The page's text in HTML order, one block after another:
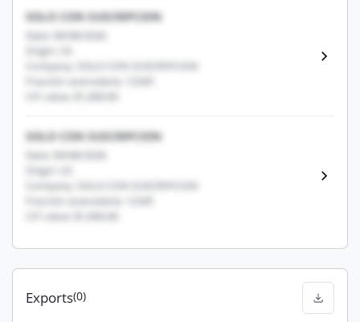
SOLO CON SUSCRIPCION
Date: 09/08/2026
Origin: US
Company: SOLO CON SUSCRIPCION
Fracción arancelaria: 12345
CIF value: $1,000.00
SOLO CON SUSCRIPCION
Date: 09/08/2026
Origin: US
Company: SOLO CON SUSCRIPCION
Fracción arancelaria: 12345
CIF value: $1,000.00
Exports(0)